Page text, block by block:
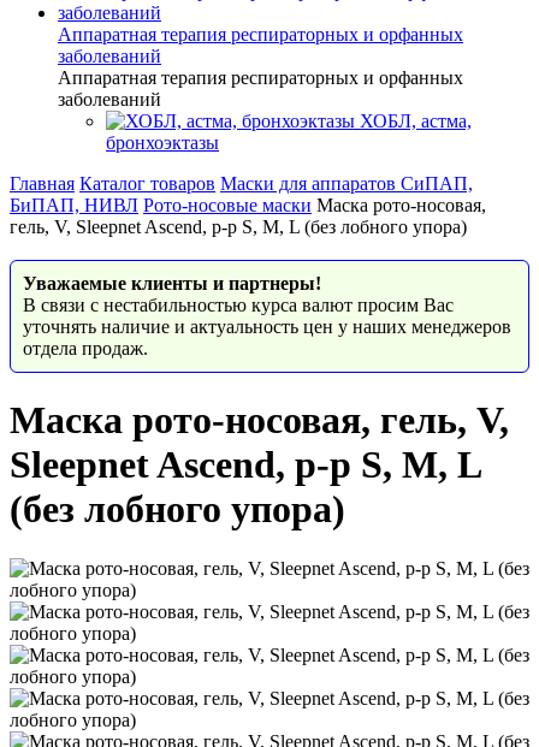
Аппаратная терапия респираторных и орфанных
заболеваний
Аппаратная терапия респираторных и орфанных
заболеваний
ХОБЛ, астма,
бронхоэктазы
Главная Каталог товаров Маски для аппаратов СиПАП,
БиПАП, НИВЛ Рото-носовые маски Маска рото-носовая,
гель, V, Sleepnet Ascend, р-р S, M, L (без лобного упора)
Уважаемые клиенты и партнеры!
В связи с нестабильностью курса валют просим Вас
уточнять наличие и актуальность цен у наших менеджеров
отдела продаж.
Маска рото-носовая, гель, V,
Sleepnet Ascend, р-р S, M, L
(без лобного упора)